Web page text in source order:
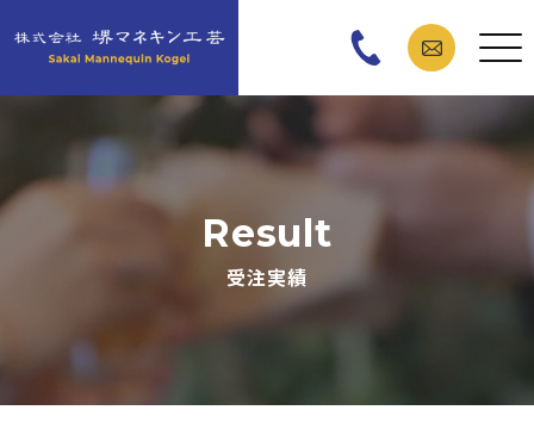
Result
受注実績